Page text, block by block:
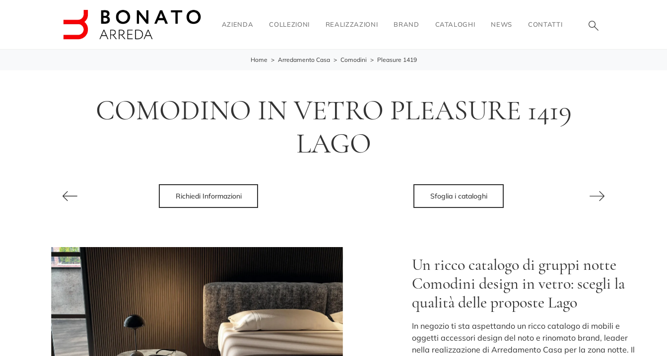
AZIENDA COLLEZIONI REALIZZAZIONI BRAND CATALOGHI NEWS CONTATTI
Home > Arredamento Casa > Comodini > Pleasure 1419
COMODINO IN VETRO PLEASURE 1419
LAGO
Richiedi Informazioni Sfoglia i cataloghi
Un ricco catalogo di gruppi notte
Comodini design in vetro: scegli la
qualità delle proposte Lago
In negozio ti sta aspettando un ricco catalogo di mobili e
oggetti accessori design del noto e rinomato brand, leader
nella realizzazione di Arredamento Casa per la zona notte. Il